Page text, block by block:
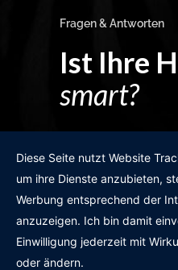
Fragen & Antworten
Ist Ihre
smart?
GRATIS
Diese Seite nutzt Website
um ihre Dienste anzubieten,
Werbung entsprechend der
anzuzeigen. Ich bin damit
Einwilligung jederzeit mit
oder ändern.